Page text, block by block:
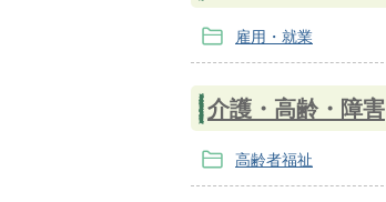
雇用・就業
介護・高齢・障害
高齢者福祉